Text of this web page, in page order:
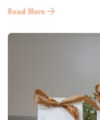
Read More